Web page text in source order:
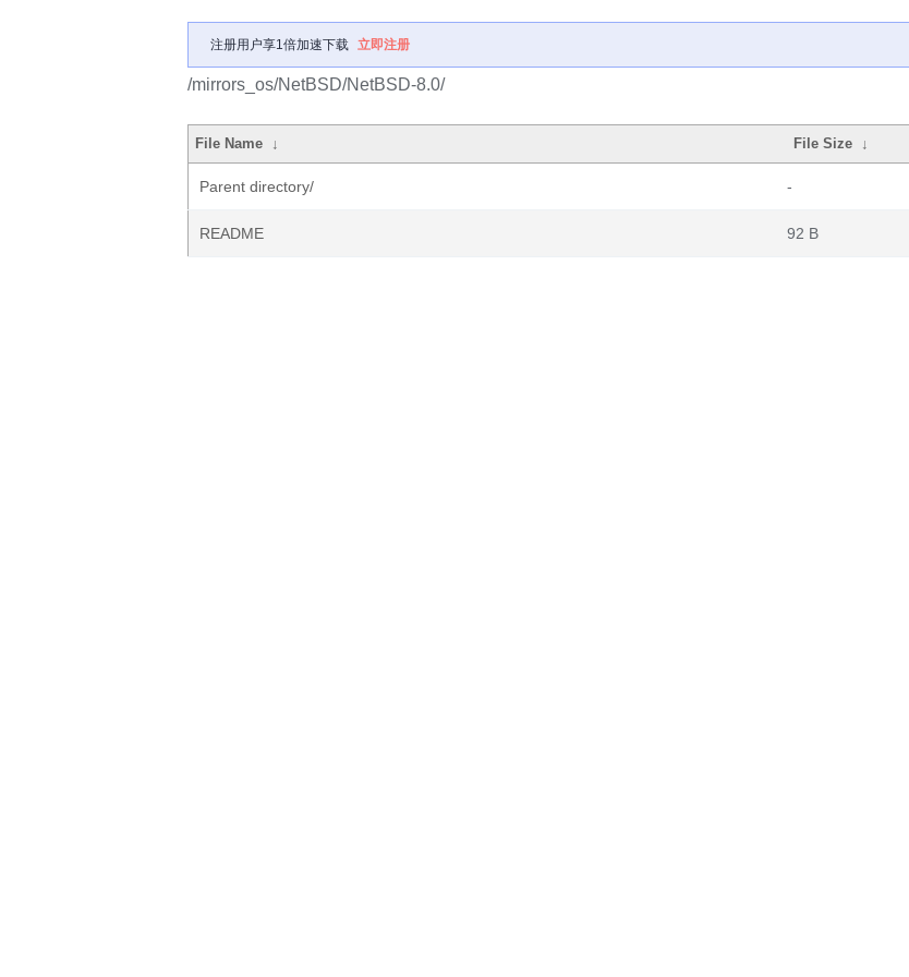
注册用户享1倍加速下载 立即注册
/mirrors_os/NetBSD/NetBSD-8.0/
File Name ↓ File Size ↓
Parent directory/ -
README 92 B